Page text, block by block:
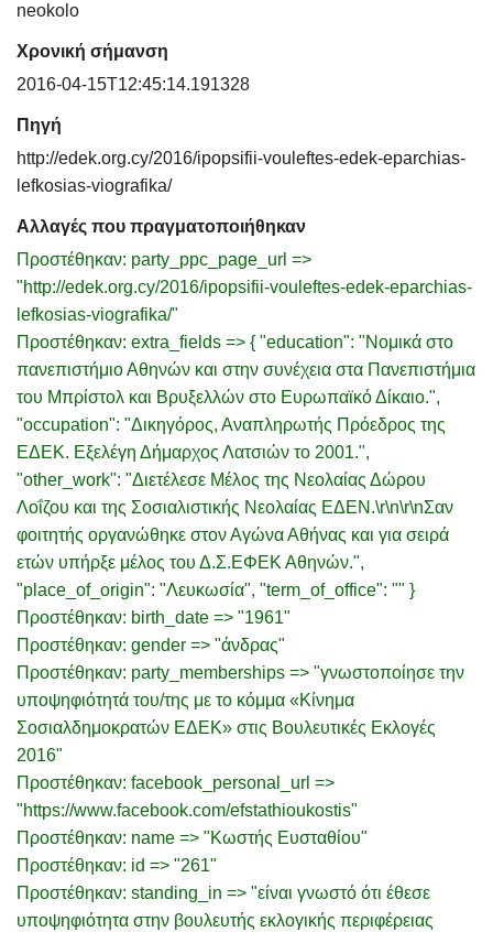
neokolo
Χρονική σήμανση
2016-04-15T12:45:14.191328
Πηγή
http://edek.org.cy/2016/ipopsifii-vouleftes-edek-eparchias-
lefkosias-viografika/
Αλλαγές που πραγματοποιήθηκαν
Προστέθηκαν: party_ppc_page_url =>
"http://edek.org.cy/2016/ipopsifii-vouleftes-edek-eparchias-
lefkosias-viografika/"
Προστέθηκαν: extra_fields => { "education": "Νομικά στο
πανεπιστήμιο Αθηνών και στην συνέχεια στα Πανεπιστήμια
του Μπρίστολ και Βρυξελλών στο Ευρωπαϊκό Δίκαιο.",
"occupation": "Δικηγόρος, Αναπληρωτής Πρόεδρος της
ΕΔΕΚ. Εξελέγη Δήμαρχος Λατσιών το 2001.",
"other_work": "Διετέλεσε Μέλος της Νεολαίας Δώρου
Λοΐζου και της Σοσιαλιστικής Νεολαίας ΕΔΕΝ.\r\n\r\nΣαν
φοιτητής οργανώθηκε στον Αγώνα Αθήνας και για σειρά
ετών υπήρξε μέλος του Δ.Σ.ΕΦΕΚ Αθηνών.",
"place_of_origin": "Λευκωσία", "term_of_office": "" }
Προστέθηκαν: birth_date => "1961"
Προστέθηκαν: gender => "άνδρας"
Προστέθηκαν: party_memberships => "γνωστοποίησε την
υποψηφιότητά του/της με το κόμμα «Κίνημα
Σοσιαλδημοκρατών ΕΔΕΚ» στις Βουλευτικές Εκλογές
2016"
Προστέθηκαν: facebook_personal_url =>
"https://www.facebook.com/efstathioukostis"
Προστέθηκαν: name => "Κωστής Ευσταθίου"
Προστέθηκαν: id => "261"
Προστέθηκαν: standing_in => "είναι γνωστό ότι έθεσε
υποψηφιότητα στην βουλευτής εκλογικής περιφέρειας